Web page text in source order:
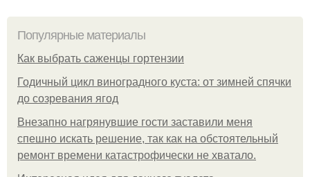
Популярные материалы
Как выбрать саженцы гортензии
Годичный цикл виноградного куста: от зимней спячки
до созревания ягод
Внезапно нагрянувшие гости заставили меня
спешно искать решение, так как на обстоятельный
ремонт времени катастрофически не хватало.